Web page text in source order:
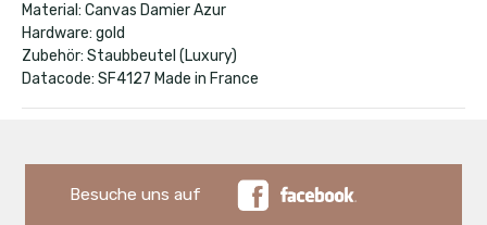
Material: Canvas Damier Azur
Hardware: gold
Zubehör: Staubbeutel (Luxury)
Datacode: SF4127 Made in France
Besuche uns auf